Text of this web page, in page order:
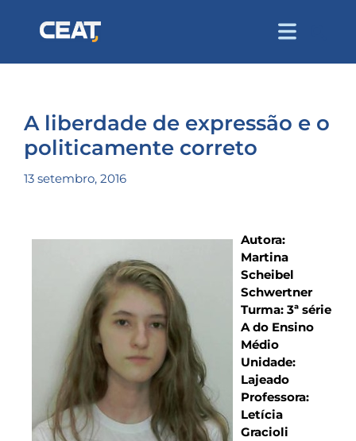
A liberdade de expressão e o
politicamente correto
13 setembro, 2016
Autora:
Martina
Scheibel
Schwertner
Turma: 3ª série
A do Ensino
Médio
Unidade:
Lajeado
Professora:
Letícia
Gracioli